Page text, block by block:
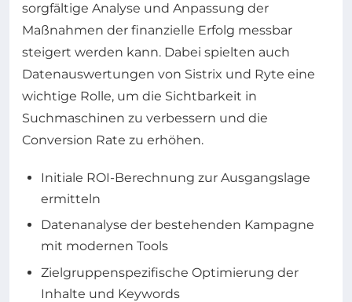
sorgfältige Analyse und Anpassung der
Maßnahmen der finanzielle Erfolg messbar
steigert werden kann. Dabei spielten auch
Datenauswertungen von Sistrix und Ryte eine
wichtige Rolle, um die Sichtbarkeit in
Suchmaschinen zu verbessern und die
Conversion Rate zu erhöhen.
Initiale ROI-Berechnung zur Ausgangslage
ermitteln
Datenanalyse der bestehenden Kampagne
mit modernen Tools
Zielgruppenspezifische Optimierung der
Inhalte und Keywords